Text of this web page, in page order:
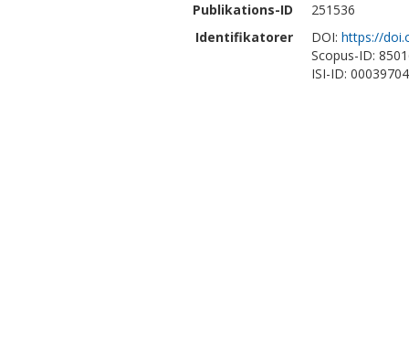
Publikations-ID
251536
Identifikatorer
DOI: https://
Scopus-ID:
ISI-ID: